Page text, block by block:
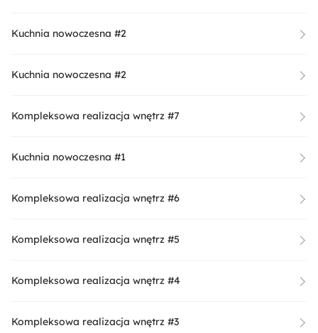
Kuchnia nowoczesna #2
Kuchnia nowoczesna #2
Kompleksowa realizacja wnętrz #7
Kuchnia nowoczesna #1
Kompleksowa realizacja wnętrz #6
Kompleksowa realizacja wnętrz #5
Kompleksowa realizacja wnętrz #4
Kompleksowa realizacja wnętrz #3